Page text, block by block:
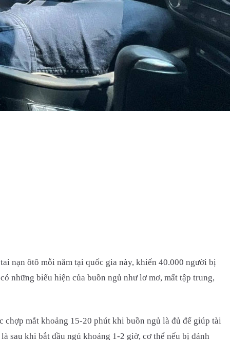
nạn ôtô mỗi năm tại quốc gia này, khiến 40.000 người bị
những biểu hiện của buồn ngủ như lơ mơ, mất tập trung,
chợp mắt khoảng 15-20 phút khi buồn ngủ là đủ để giúp tài
sau khi bắt đầu ngủ khoảng 1-2 giờ, cơ thể nếu bị đánh